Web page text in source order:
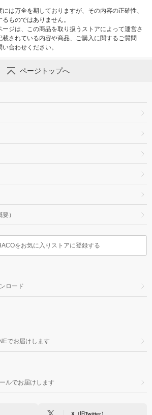
は万全を期しておりますが、その内容の正確性、
ものではありません。
ジは、この商品を取り扱うストアによって運営さ
されている内容や商品、ご購入に関するご質問
合わせください。
ページトップへ
）
をお気に入りストアに登録する
ロード
でお届けします
ルでお届けします
X（旧Twitter）